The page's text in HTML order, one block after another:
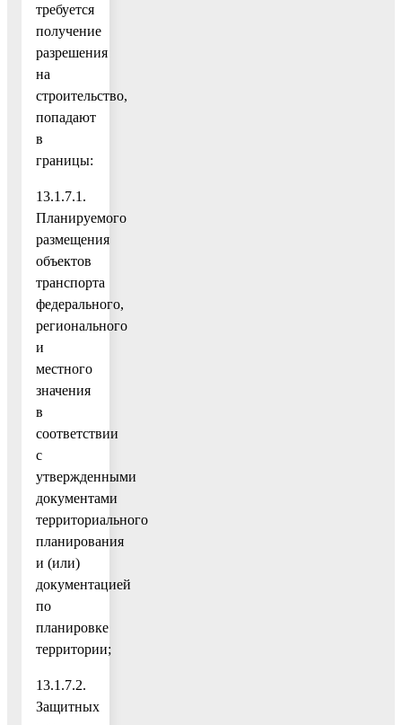
требуется
получение
разрешения
на
строительство,
попадают
в
границы:
13.1.7.1.
Планируемого
размещения
объектов
транспорта
федерального,
регионального
и
местного
значения
в
соответствии
с
утвержденными
документами
территориального
планирования
и (или)
документацией
по
планировке
территории;
13.1.7.2.
Защитных